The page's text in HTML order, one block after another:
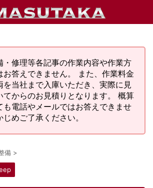
・修理等各記事の作業内容や作業方
お答えできません。 また、作業料金
を当社まで入庫いただき、実際に見
てからのお見積りとなります。 概算
も電話やメールではお答えできませ
めご了承ください。
備 >